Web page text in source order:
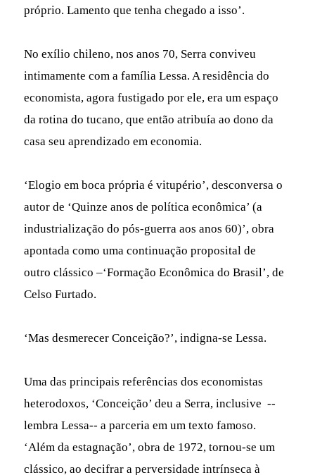
próprio. Lamento que tenha chegado a isso’.
No exílio chileno, nos anos 70, Serra conviveu
intimamente com a família Lessa. A residência do
economista, agora fustigado por ele, era um espaço
da rotina do tucano, que então atribuía ao dono da
casa seu aprendizado em economia.
‘Elogio em boca própria é vitupério’, desconversa o
autor de ‘Quinze anos de política econômica’ (a
industrialização do pós-guerra aos anos 60)’, obra
apontada como uma continuação proposital de
outro clássico –‘Formação Econômica do Brasil’, de
Celso Furtado.
‘Mas desmerecer Conceição?’, indigna-se Lessa.
Uma das principais referências dos economistas
heterodoxos, ‘Conceição’ deu a Serra, inclusive --
lembra Lessa-- a parceria em um texto famoso.
‘Além da estagnação’, obra de 1972, tornou-se um
clássico, ao decifrar a perversidade intrínseca à